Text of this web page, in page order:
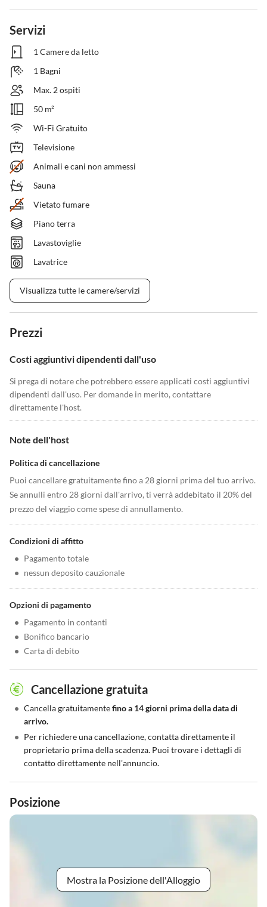
Servizi
1 Camere da letto
1 Bagni
Max. 2 ospiti
50 m²
Wi-Fi Gratuito
Televisione
Animali e cani non ammessi
Sauna
Vietato fumare
Piano terra
Lavastoviglie
Lavatrice
Visualizza tutte le camere/servizi
Prezzi
Costi aggiuntivi dipendenti dall'uso
Si prega di notare che potrebbero essere applicati costi aggiuntivi
dipendenti dall'uso. Per domande in merito, contattare
direttamente l'host.
Note dell'host
Politica di cancellazione
Puoi cancellare gratuitamente fino a 28 giorni prima del tuo arrivo.
Se annulli entro 28 giorni dall'arrivo, ti verrà addebitato il 20% del
prezzo del viaggio come spese di annullamento.
Condizioni di affitto
• Pagamento totale
• nessun deposito cauzionale
Opzioni di pagamento
• Pagamento in contanti
• Bonifico bancario
• Carta di debito
Cancellazione gratuita
• Cancella gratuitamentefino a 14 giorni prima della data di
arrivo.
• Per richiedere una cancellazione, contatta direttamente il
proprietario prima della scadenza. Puoi trovare i dettagli di
contatto direttamente nell'annuncio.
Posizione
Mostra la Posizione dell'Alloggio